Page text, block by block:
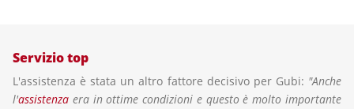
Servizio top
L'assistenza è stata un altro fattore decisivo per Gubi: "Anche
l'assistenza era in ottime condizioni e questo è molto importante